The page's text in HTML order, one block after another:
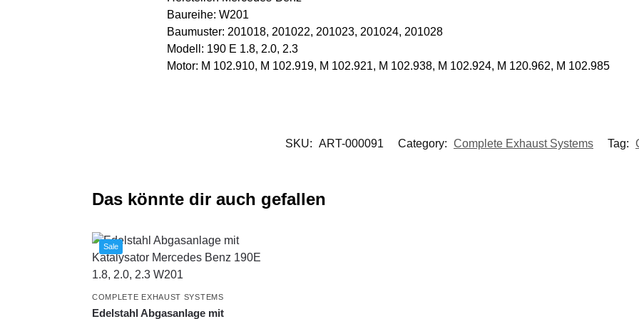
Baureihe: W201
Baumuster: 201018, 201022, 201023, 201024, 201028
Modell: 190 E 1.8, 2.0, 2.3
Motor: M 102.910, M 102.919, M 102.921, M 102.938, M 102.924, M 120.962, M 102.985
SKU: ART-000091 Category: Complete Exhaust Systems Tag:
Das könnte dir auch gefallen
Sale
COMPLETE EXHAUST SYSTEMS
Edelstahl Abgasanlage mit